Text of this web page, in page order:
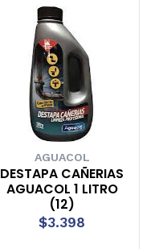
AGUACOL
DESTAPA CAÑERIAS
AGUACOL 1 LITRO
(12)
$3.398